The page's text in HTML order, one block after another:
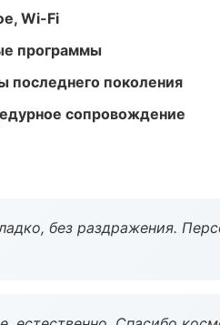
Wi-Fi
программы
последнего поколения
сопровождение
без раздражения.